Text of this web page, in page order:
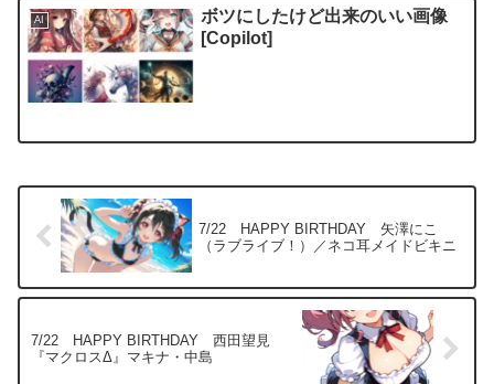
AI
ボツにしたけど出来のいい画像
[Copilot]
7/22 HAPPY BIRTHDAY 矢澤にこ
（ラブライブ！）／ネコ耳メイドビキニ
7/22 HAPPY BIRTHDAY 西田望見
『マクロスΔ』マキナ・中島